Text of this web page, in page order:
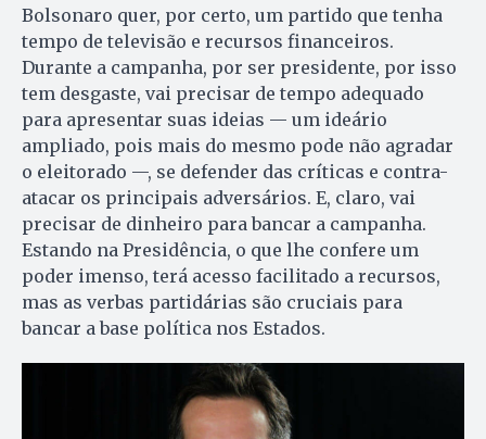
Bolsonaro quer, por certo, um partido que tenha
tempo de televisão e recursos financeiros.
Durante a campanha, por ser presidente, por isso
tem desgaste, vai precisar de tempo adequado
para apresentar suas ideias — um ideário
ampliado, pois mais do mesmo pode não agradar
o eleitorado —, se defender das críticas e contra-
atacar os principais adversários. E, claro, vai
precisar de dinheiro para bancar a campanha.
Estando na Presidência, o que lhe confere um
poder imenso, terá acesso facilitado a recursos,
mas as verbas partidárias são cruciais para
bancar a base política nos Estados.